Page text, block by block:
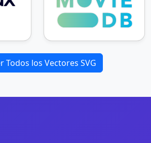
Todos los Vectores SVG